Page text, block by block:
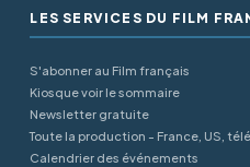
LES SERVICES DU FILM
S'abonner au Film français
Kiosque voir le sommaire
Newsletter gratuite
Toute la production - France, US, télé
Calendrier des événements